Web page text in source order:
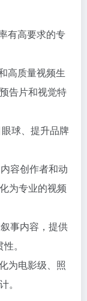
有高要求的专
高质量视频生
告片和视觉特
球、提升品牌
容创作者和动
为专业的视频
事内容，提供
。
为电影级、照
。